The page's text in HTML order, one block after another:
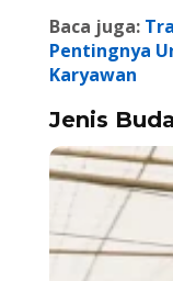
Baca juga:
Pentingnya
Karyawan
Jenis